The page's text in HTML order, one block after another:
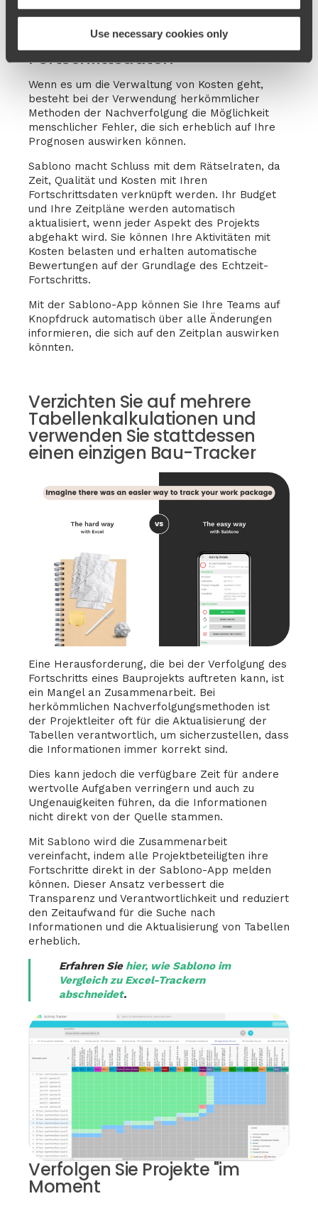
Use necessary cookies only
Verbinden Sie Zeit, Qualität und
Kosten mit Ihren
Fortschrittsdaten
Wenn es um die Verwaltung von Kosten geht,
besteht bei der Verwendung herkömmlicher
Methoden der Nachverfolgung die Möglichkeit
menschlicher Fehler, die sich erheblich auf Ihre
Prognosen auswirken können.
Sablono macht Schluss mit dem Rätselraten, da
Zeit, Qualität und Kosten mit Ihren
Fortschrittsdaten verknüpft werden. Ihr Budget
und Ihre Zeitpläne werden automatisch
aktualisiert, wenn jeder Aspekt des Projekts
abgehakt wird. Sie können Ihre Aktivitäten mit
Kosten belasten und erhalten automatische
Bewertungen auf der Grundlage des Echtzeit-
Fortschritts.
Mit der Sablono-App können Sie Ihre Teams auf
Knopfdruck automatisch über alle Änderungen
informieren, die sich auf den Zeitplan auswirken
könnten.
Verzichten Sie auf mehrere
Tabellenkalkulationen und
verwenden Sie stattdessen
einen einzigen Bau-Tracker
Eine Herausforderung, die bei der Verfolgung des
Fortschritts eines Bauprojekts auftreten kann, ist
ein Mangel an Zusammenarbeit. Bei
herkömmlichen Nachverfolgungsmethoden ist
der Projektleiter oft für die Aktualisierung der
Tabellen verantwortlich, um sicherzustellen, dass
die Informationen immer korrekt sind.
Dies kann jedoch die verfügbare Zeit für andere
wertvolle Aufgaben verringern und auch zu
Ungenauigkeiten führen, da die Informationen
nicht direkt von der Quelle stammen.
Mit Sablono wird die Zusammenarbeit
vereinfacht, indem alle Projektbeteiligten ihre
Fortschritte direkt in der Sablono-App melden
können. Dieser Ansatz verbessert die
Transparenz und Verantwortlichkeit und reduziert
den Zeitaufwand für die Suche nach
Informationen und die Aktualisierung von Tabellen
erheblich.
Erfahren Sie hier, wie Sablono im
Vergleich zu Excel-Trackern
abschneidet.
Verfolgen Sie Projekte "im
Moment